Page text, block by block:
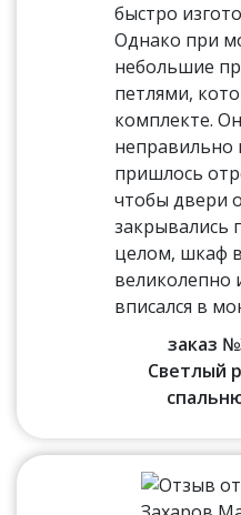
быстро
Однако при
небольшие
петлями,
комплекте.
неправильно
пришлось
чтобы двери
закрывались
целом, шкаф
великолепно
вписался в
заказ
Светлый